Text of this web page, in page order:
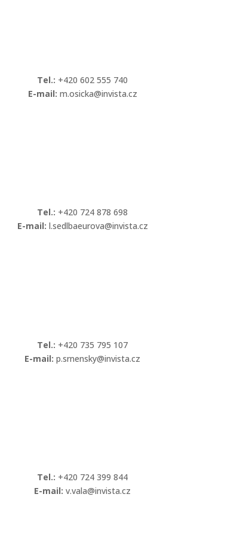
Tel.: +420 602 555 740
E-mail: m.osicka@invista.cz
Tel.: +420 724 878 698
E-mail: l.sedlbaeurova@invista.cz
Tel.: +420 735 795 107
E-mail: p.srnensky@invista.cz
Tel.: +420 724 399 844
E-mail: v.vala@invista.cz